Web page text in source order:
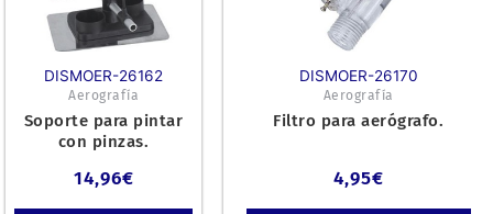
DISMOER-26162
Aerografía
Soporte para pintar
con pinzas.
14,96€
DISMOER-26170
Aerografía
Filtro para aerógrafo.
4,95€